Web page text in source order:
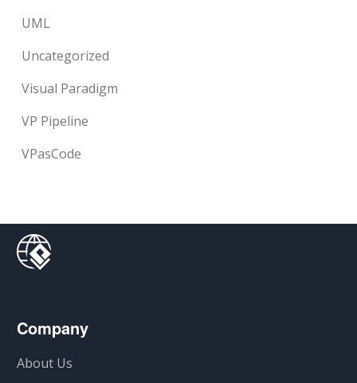
UML
Uncategorized
Visual Paradigm
VP Pipeline
VPasCode
Company
About Us